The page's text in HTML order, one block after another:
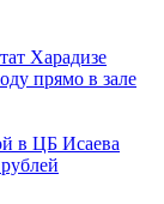
Харадизе
прямо в зале
в ЦБ Исаева